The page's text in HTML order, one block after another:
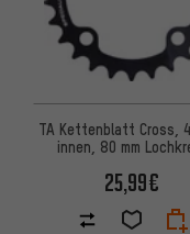
TA Kettenblatt Cross,
innen, 80 mm
25,99€